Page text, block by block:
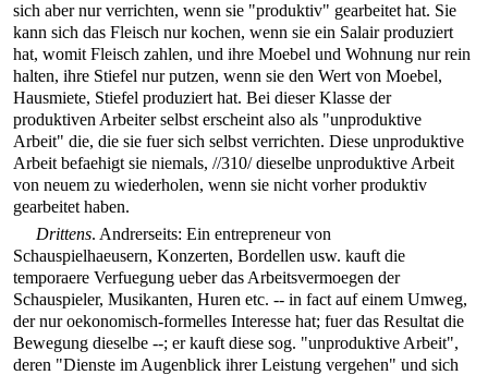
sich aber nur verrichten, wenn sie "produktiv" gearbeitet hat. Sie
kann sich das Fleisch nur kochen, wenn sie ein Salair produziert
hat, womit Fleisch zahlen, und ihre Moebel und Wohnung nur rein
halten, ihre Stiefel nur putzen, wenn sie den Wert von Moebel,
Hausmiete, Stiefel produziert hat. Bei dieser Klasse der
produktiven Arbeiter selbst erscheint also als "unproduktive
Arbeit" die, die sie fuer sich selbst verrichten. Diese unproduktive
Arbeit befaehigt sie niemals,//310/dieselbe unproduktive Arbeit
von neuem zu wiederholen, wenn sie nicht vorher produktiv
gearbeitet haben.
Drittens. Andrerseits: Ein entrepreneur von
Schauspielhaeusern, Konzerten, Bordellen usw. kauft die
temporaere Verfuegung ueber das Arbeitsvermoegen der
Schauspieler, Musikanten, Huren etc. -- in fact auf einem Umweg,
der nur oekonomisch-formelles Interesse hat; fuer das Resultat die
Bewegung dieselbe --; er kauft diese sog. "unproduktive Arbeit",
deren "Dienste im Augenblick ihrer Leistung vergehen" und sich